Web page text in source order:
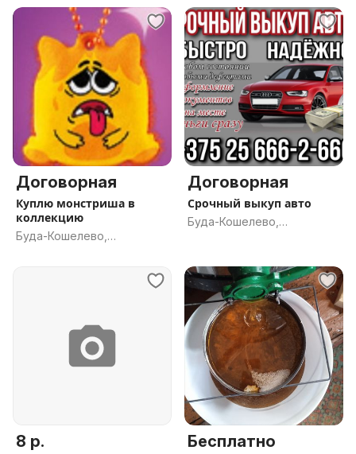
Договорная
Куплю монстриша в
коллекцию
Буда-Кошелево,
Договорная
Срочный выкуп авто
Буда-Кошелево,
8 р. Бесплатно